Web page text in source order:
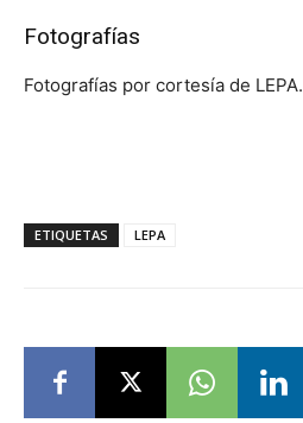
Fotografías
Fotografías por cortesía de LEPA.
ETIQUETAS LEPA